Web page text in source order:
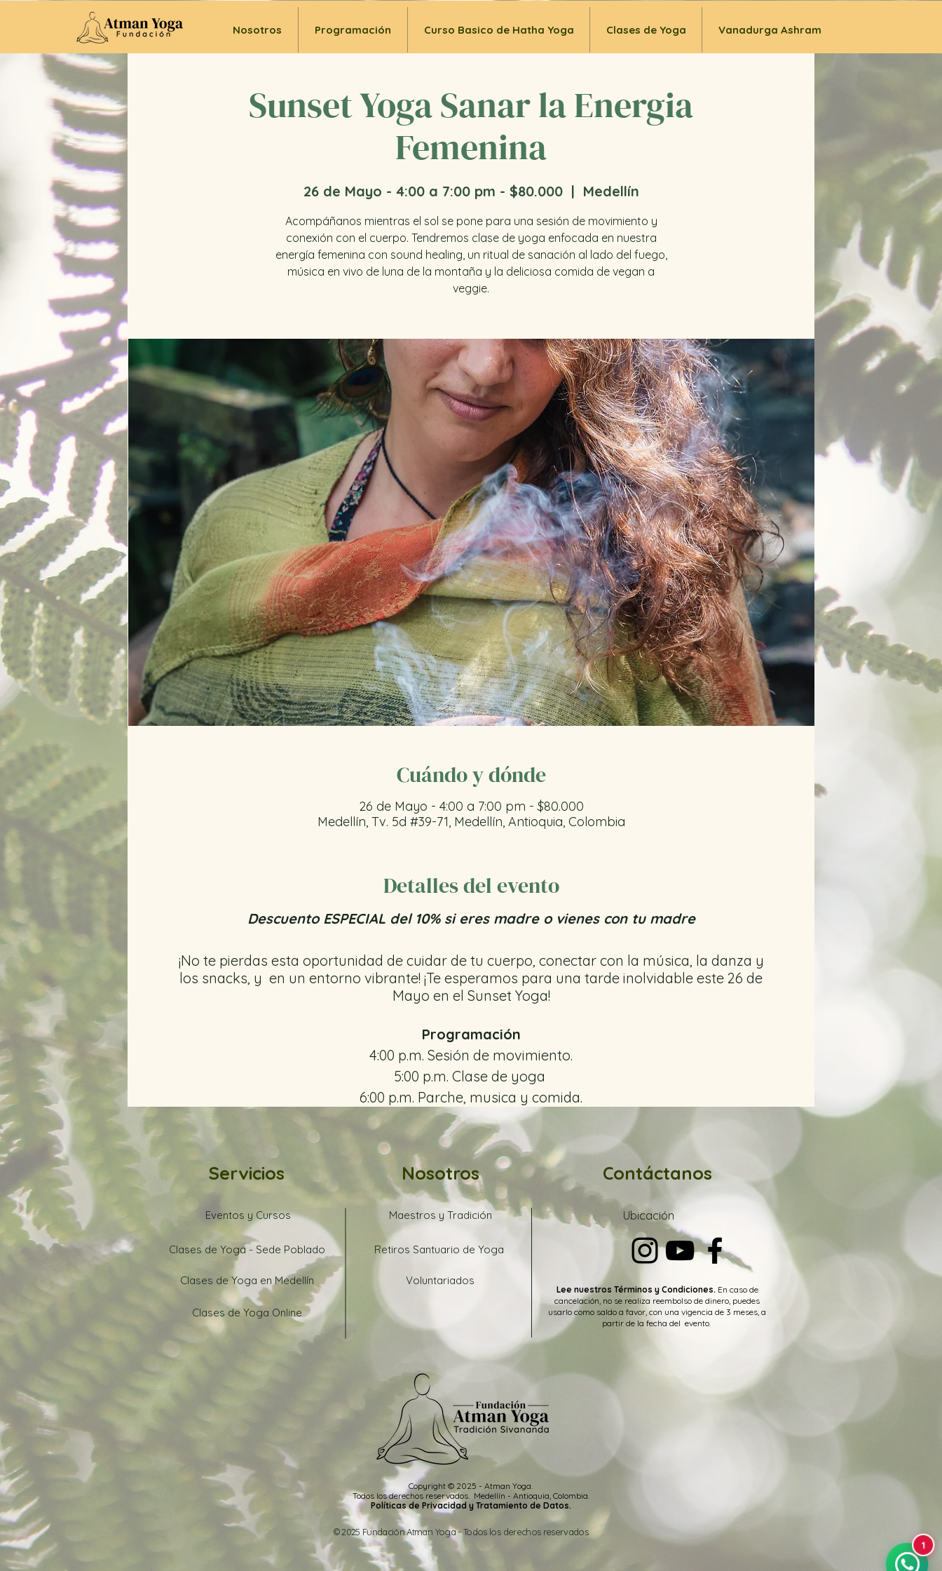
Nosotros Programación Curso Basico de Hatha Yoga Clases de Yoga Vanadurga Ashram
Sunset Yoga Sanar la Energia
Femenina
26 de Mayo - 4:00 a 7:00 pm - $80.000
  |
Medellín
Acompáñanos mientras el sol se pone para una sesión de movimiento y
conexión con el cuerpo. Tendremos clase de yoga enfocada en nuestra
energía femenina con sound healing, un ritual de sanación al lado del fuego,
música en vivo de luna de la montaña y la deliciosa comida de vegan a
veggie.
Cuándo y dónde
26 de Mayo - 4:00 a 7:00 pm - $80.000
Medellín, Tv. 5d #39-71, Medellín, Antioquia, Colombia
Detalles del evento
Descuento ESPECIAL del 10% si eres madre o vienes con tu madre
¡No te pierdas esta oportunidad de cuidar de tu cuerpo, conectar con la música, la danza y
los snacks, y en un entorno vibrante! ¡Te esperamos para una tarde inolvidable este 26 de
Mayo en el Sunset Yoga!
Programación
4:00 p.m. Sesión de movimiento.
5:00 p.m. Clase de yoga
6:00 p.m. Parche, musica y comida.
Para tener en cuenta: NO MANEJAMOS EFECTIVO, NI DATÁFONO EN NUESTRA SEDE.
Para realizar algún pago con transferencia bancaria por favor ponte en contacto
con nosotros por medio de WhatsApp.
Cualquier inquietud sobre cursos y demás eventos del Poblado puedes escribirnos a
nuestro WhatsApp
Los esperamos para compartir en unión y amor.
Servicios Nosotros Contáctanos
Eventos y Cursos Maestros y Tradición Ubicación
Clases de Yoga - Sede Poblado Retiros Santuario de Yoga
Clases de Yoga en Medellín
Clases de Yoga Online
Voluntariados
Lee nuestros Términos y Condiciones. En caso de
cancelación, no se realiza reembolso de dinero, puedes
usarlo como saldo a favor, con una vigencia de 3 meses, a
partir de la fecha del evento.
Copyright © 2025 - Atman Yoga.
Todos los derechos reservados. Medellín - Antioquia, Colombia.
Políticas de Privacidad y Tratamiento de Datos.
© 2025 Fundación Atman Yoga - Todos los derechos reservados.